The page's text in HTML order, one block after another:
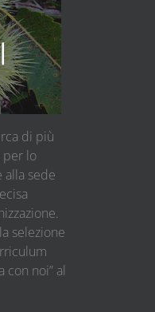
di più
per lo
alla sede
selezione
con noi” al